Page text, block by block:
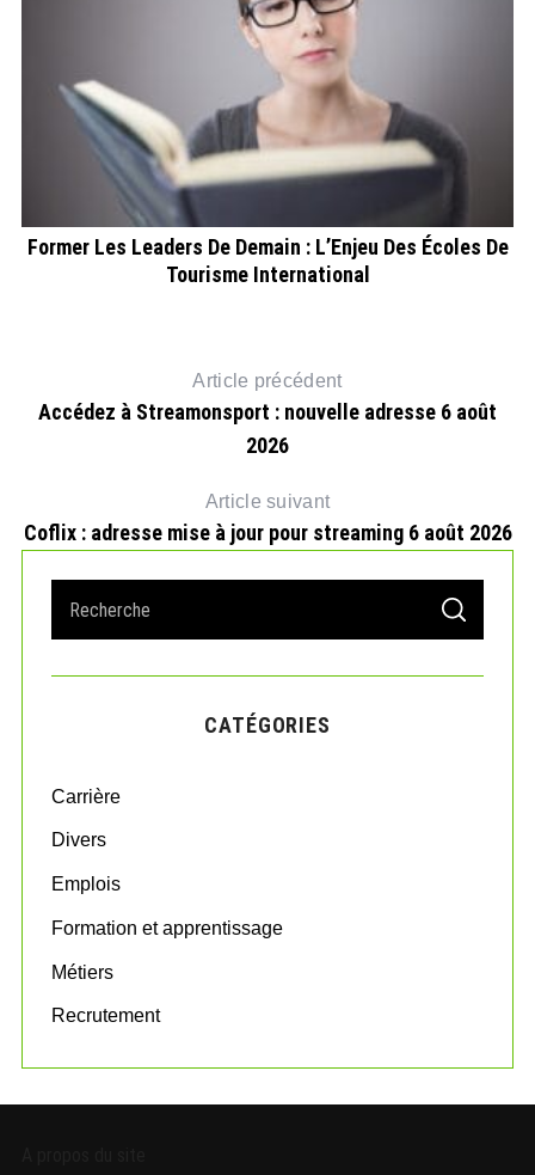
Former Les Leaders De Demain : L’Enjeu Des Écoles De
Tourisme International
Article précédent
Accédez à Streamonsport : nouvelle adresse 6 août
2026
Article suivant
Coflix : adresse mise à jour pour streaming 6 août 2026
a
r
o
:
S
A
C
CATÉGORIES
Carrière
Divers
Emplois
Formation et apprentissage
Métiers
Recrutement